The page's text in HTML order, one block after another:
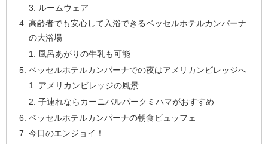
ルームウェア
高齢者でも安心して入浴できるベッセルホテルカンパーナ
の大浴場
風呂あがりの牛乳も可能
ベッセルホテルカンパーナでの夜はアメリカンビレッジへ
アメリカンビレッジの風景
子連れならカーニバルパークミハマがおすすめ
ベッセルホテルカンパーナの朝食ビュッフェ
今日のエンジョイ！